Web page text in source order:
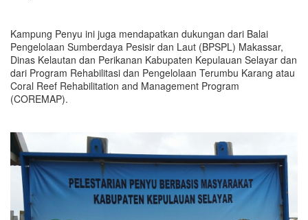
Kampung Penyu ini juga mendapatkan dukungan dari Balai
Pengelolaan Sumberdaya Pesisir dan Laut (BPSPL) Makassar,
Dinas Kelautan dan Perikanan Kabupaten Kepulauan Selayar dan
dari Program Rehabilitasi dan Pengelolaan Terumbu Karang atau
Coral Reef Rehabilitation and Management Program
(COREMAP).